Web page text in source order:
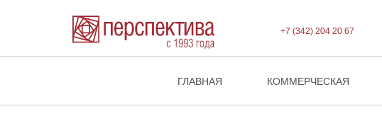
+7 (342) 204 20 67
ГЛАВНАЯ КОММЕРЧЕСКАЯ